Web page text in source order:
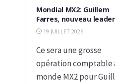
Mondial MX2: Guillem
Farres, nouveau
19 JUILLET 2026
Ce sera une grosse
opération comptable
monde MX2 pour